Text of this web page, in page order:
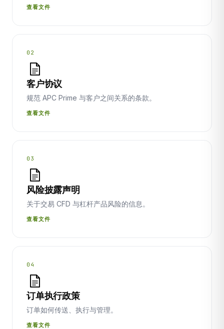
查看文件
02
客户协议
规范 APC Prime 与客户之间关系的条款。
查看文件
03
风险披露声明
关于交易 CFD 与杠杆产品风险的信息。
查看文件
04
订单执行政策
订单如何传送、执行与管理。
查看文件